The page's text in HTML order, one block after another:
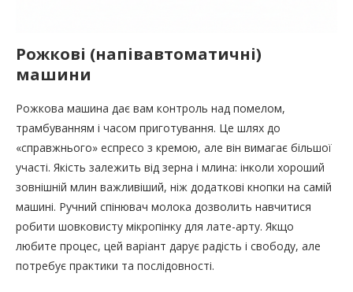
Рожкові (напівавтоматичні)
машини
Рожкова машина дає вам контроль над помелом,
трамбуванням і часом приготування. Це шлях до
«справжнього» еспресо з кремою, але він вимагає більшої
участі. Якість залежить від зерна і млина: інколи хороший
зовнішній млин важливіший, ніж додаткові кнопки на самій
машині. Ручний спінювач молока дозволить навчитися
робити шовковисту мікропінку для лате-арту. Якщо
любите процес, цей варіант дарує радість і свободу, але
потребує практики та послідовності.